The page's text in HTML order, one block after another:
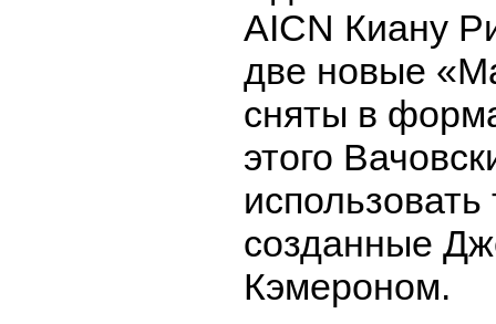
AICN Киану
две новые
сняты в
этого
использовать
созданные
Кэмероном.